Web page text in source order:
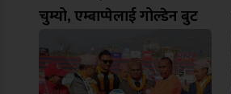
चुम्यो, एम्बाप्पेलाई गोल्डेन बुट